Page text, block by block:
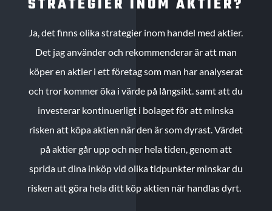
STRATEGIER INOM AKTIER?
Ja, det finns olika strategier inom handel med aktier.
Det jag använder och rekommenderar är att man
köper en aktier i ett företag som man har analyserat
och tror kommer öka i värde på långsikt. samt att du
investerar kontinuerligt i bolaget för att minska
risken att köpa aktien när den är som dyrast. Värdet
på aktier går upp och ner hela tiden, genom att
sprida ut dina inköp vid olika tidpunkter minskar du
risken att göra hela ditt köp aktien när handlas dyrt.